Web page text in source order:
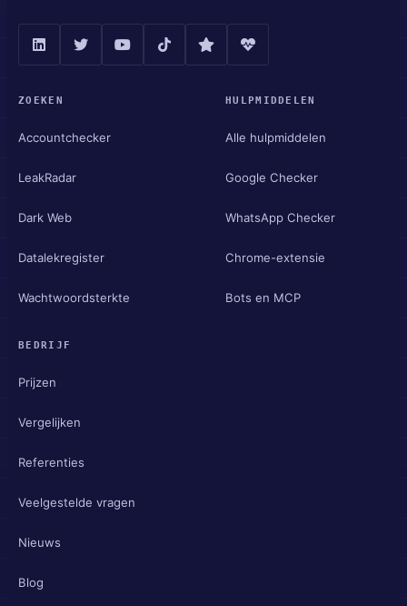
ZOEKEN
Accountchecker
LeakRadar
Dark Web
Datalekregister
Wachtwoordsterkte
HULPMIDDELEN
Alle hulpmiddelen
Google Checker
WhatsApp Checker
Chrome-extensie
Bots en MCP
BEDRIJF
Prijzen
Vergelijken
Referenties
Veelgestelde vragen
Nieuws
Blog